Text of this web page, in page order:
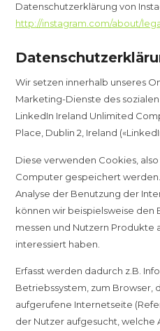
Datenschutzerklärung von
http://instagram.com/about/
Wir setzen innerhalb unseres
Marketing-Dienste des
LinkedIn Ireland Unlimited
Place, Dublin 2, Ireland
Diese verwenden Cookies,
Computer gespeichert
Analyse der Benutzung der
können wir beispielsweise den
messen und Nutzern Produkte
interessiert haben.
Erfasst werden dadurch z.B.
Betriebssystem, zum Browser,
aufgerufene Internetseite
der Nutzer aufgesucht,